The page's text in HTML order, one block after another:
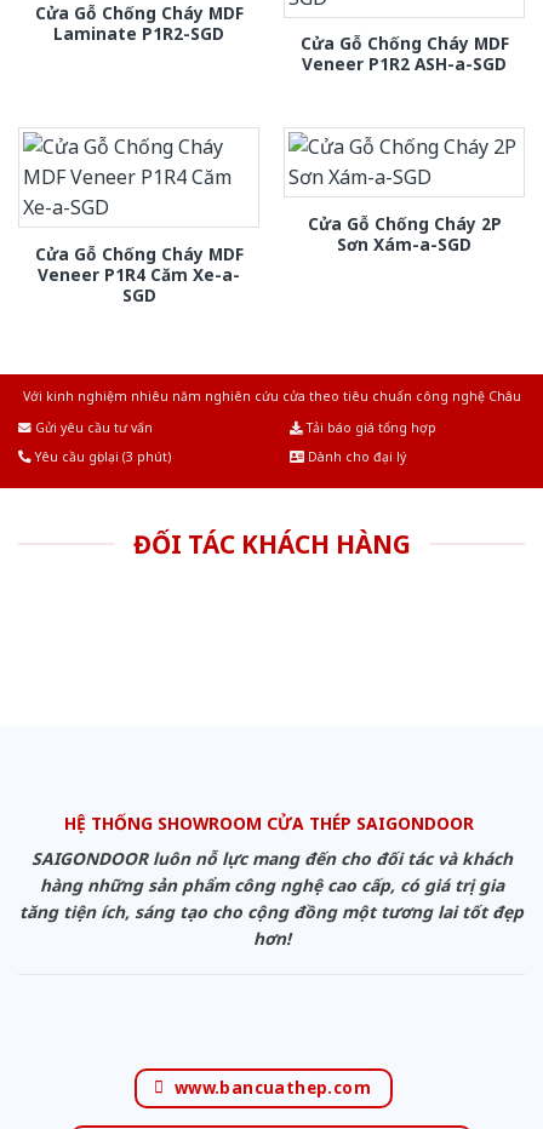
Cửa Gỗ Chống Cháy MDF
Laminate P1R2-SGD
Cửa Gỗ Chống Cháy MDF
Veneer P1R2 ASH-a-SGD
Cửa Gỗ Chống Cháy MDF
Veneer P1R4 Căm Xe-a-
SGD
Cửa Gỗ Chống Cháy 2P
Sơn Xám-a-SGD
Với kinh nghiệm nhiêu năm nghiên cứu cửa theo tiêu chuẩn công nghệ Châu
Gửi yêu cầu tư vấn
Tải báo giá tổng hợp
Yêu cầu gọi lại (3 phút)
Dành cho đại lý
ĐỐI TÁC KHÁCH HÀNG
HỆ THỐNG SHOWROOM CỬA THÉP SAIGONDOOR
SAIGONDOOR luôn nỗ lực mang đến cho đối tác và khách
hàng những sản phẩm công nghệ cao cấp, có giá trị gia
tăng tiện ích, sáng tạo cho cộng đồng một tương lai tốt đẹp
hơn!
www.bancuathep.com